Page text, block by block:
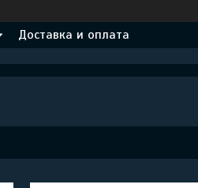
Доставка и оплата